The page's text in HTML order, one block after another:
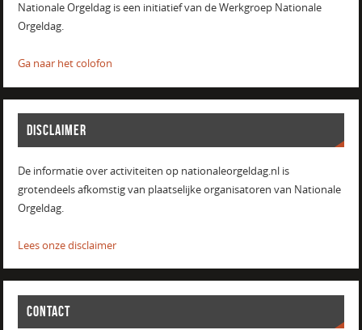
Nationale Orgeldag is een initiatief van de Werkgroep Nationale
Orgeldag.
Ga naar het colofon
DISCLAIMER
De informatie over activiteiten op nationaleorgeldag.nl is
grotendeels afkomstig van plaatselijke organisatoren van Nationale
Orgeldag.
Lees onze disclaimer
CONTACT